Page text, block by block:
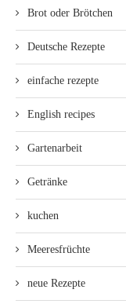
Brot oder Brötchen
Deutsche Rezepte
einfache rezepte
English recipes
Gartenarbeit
Getränke
kuchen
Meeresfrüchte
neue Rezepte